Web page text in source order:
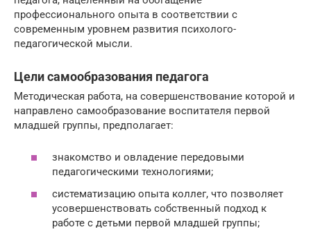
профессионального опыта в соответствии с
современным уровнем развития психолого-
педагогической мысли.
Цели самообразования педагога
Методическая работа, на совершенствование которой и
направлено самообразование воспитателя первой
младшей группы, предполагает:
знакомство и овладение передовыми
педагогическими технологиями;
систематизацию опыта коллег, что позволяет
усовершенствовать собственный подход к
работе с детьми первой младшей группы;